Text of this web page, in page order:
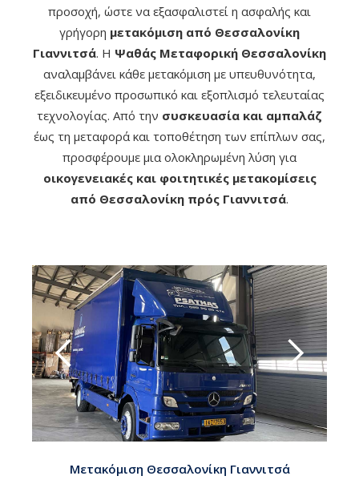
προσοχή, ώστε να εξασφαλιστεί η ασφαλής και
γρήγορη μετακόμιση από Θεσσαλονίκη
Γιαννιτσά. Η Ψαθάς Μεταφορική Θεσσαλονίκη
αναλαμβάνει κάθε μετακόμιση με υπευθυνότητα,
εξειδικευμένο προσωπικό και εξοπλισμό τελευταίας
τεχνολογίας. Από την συσκευασία και αμπαλάζ
έως τη μεταφορά και τοποθέτηση των επίπλων σας,
προσφέρουμε μια ολοκληρωμένη λύση για
οικογενειακές και φοιτητικές μετακομίσεις
από Θεσσαλονίκη πρός Γιαννιτσά.
Μετακόμιση Θεσσαλονίκη Γιαννιτσά